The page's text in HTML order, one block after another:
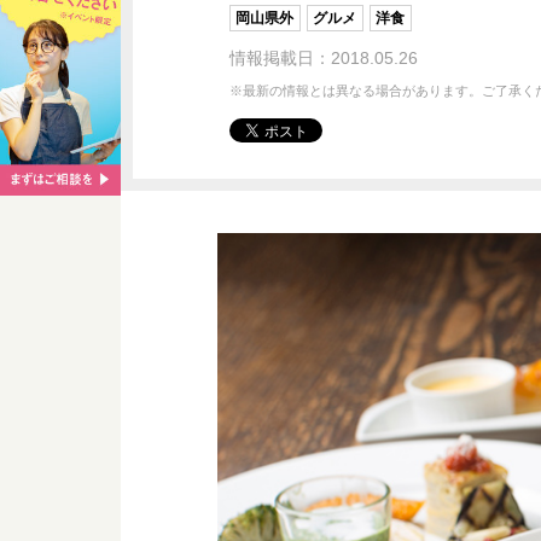
岡山県外 グルメ 洋食
情報掲載日：2018.05.26
※最新の情報とは異なる場合があります。ご了承く